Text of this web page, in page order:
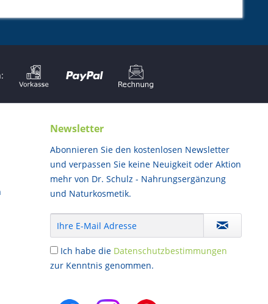
Newsletter
Abonnieren Sie den kostenlosen Newsletter
und verpassen Sie keine Neuigkeit oder Aktion
mehr von Dr. Schulz - Nahrungsergänzung
und Naturkosmetik.
Ich habe die Datenschutzbestimmungen
zur Kenntnis genommen.